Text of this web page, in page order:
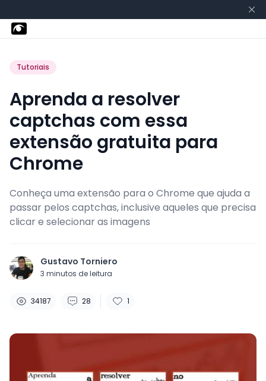
Tutoriais
Aprenda a resolver
captchas com essa
extensão gratuita para
Chrome
Conheça uma extensão para o Chrome que ajuda a
passar pelos captchas, inclusive aqueles que precisa
clicar e selecionar as imagens
Gustavo Torniero
3 minutos de leitura
34187 Visualizações:Comentários:
28 Curtidas:
1